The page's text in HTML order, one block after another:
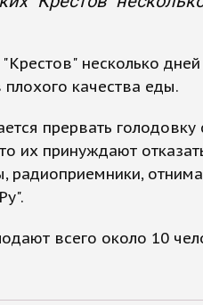
несколько
плохого качества еды.
прервать голодовку
их принуждают
радиоприемники,
всего около 10